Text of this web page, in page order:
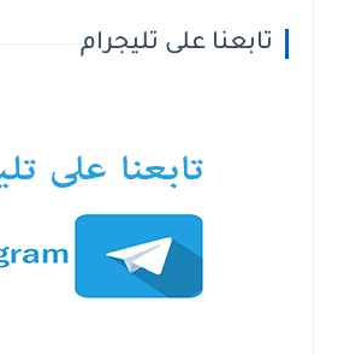
تابعنا على تليجرام